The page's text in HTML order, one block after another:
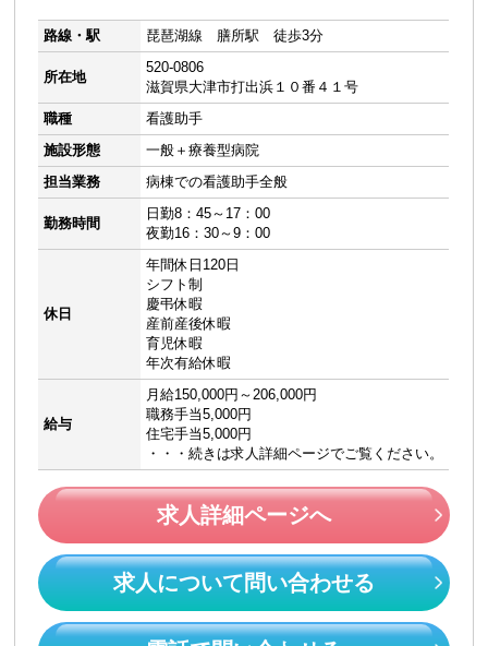
路線・駅 琵琶湖線 膳所駅 徒歩3分
所在地
520-0806
滋賀県大津市打出浜１０番４１号
職種
看護助手
施設形態
一般＋療養型病院
担当業務
病棟での看護助手全般
勤務時間
日勤8：45～17：00
夜勤16：30～9：00
休日
年間休日120日
シフト制
慶弔休暇
産前産後休暇
育児休暇
年次有給休暇
給与
月給150,000円～206,000円
職務手当5,000円
住宅手当5,000円
・・・続きは求人詳細ページでご覧ください。
求人詳細ページへ
求人について問い合わせる